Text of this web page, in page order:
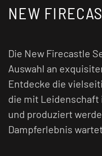
NEW
Die New Firecastle
Auswahl an
Entdecke die
die mit
und produziert
Dampferlebnis